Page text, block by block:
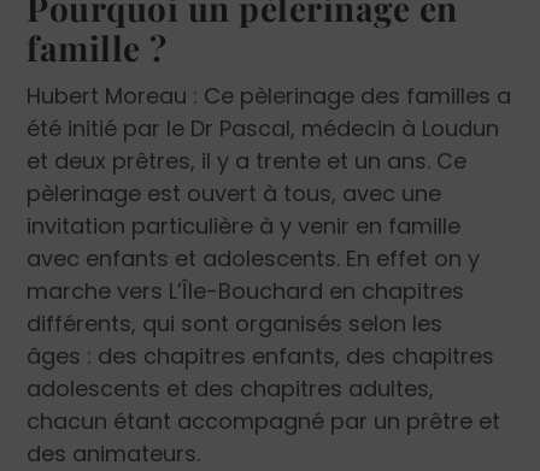
famille ?
Hubert Moreau : Ce pèlerinage des familles a
été initié par le Dr Pascal, médecin à Loudun
et deux prêtres, il y a trente et un ans. Ce
pèlerinage est ouvert à tous, avec une
invitation particulière à y venir en famille
avec enfants et adolescents. En effet on y
marche vers L’Île-Bouchard en chapitres
différents, qui sont organisés selon les
âges : des chapitres enfants, des chapitres
adolescents et des chapitres adultes,
chacun étant accompagné par un prêtre et
des animateurs.